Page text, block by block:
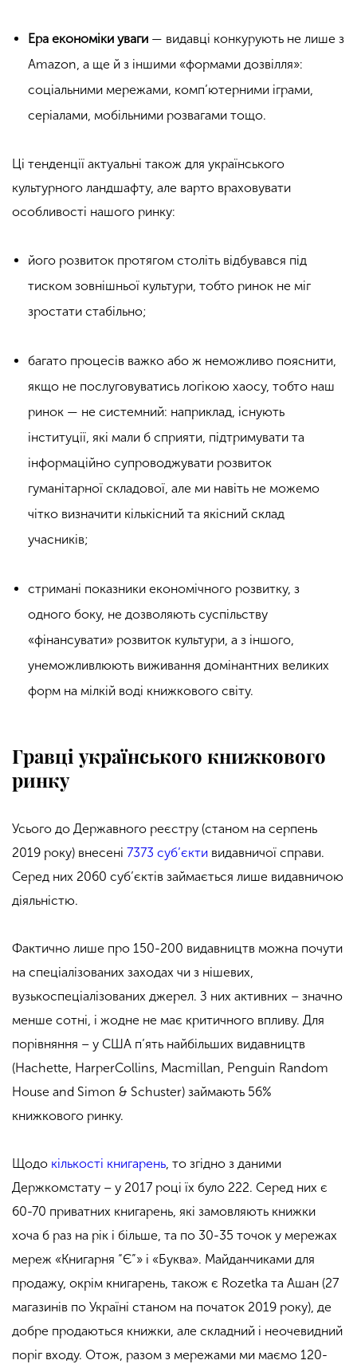
Ера економіки уваги — видавці конкурують не лише з
Amazon, а ще й з іншими «формами дозвілля»:
соціальними мережами, комп’ютерними іграми,
серіалами, мобільними розвагами тощо.
Ці тенденції актуальні також для українського
культурного ландшафту, але варто враховувати
особливості нашого ринку:
його розвиток протягом століть відбувався під
тиском зовнішньої культури, тобто ринок не міг
зростати стабільно;
багато процесів важко або ж неможливо пояснити,
якщо не послуговуватись логікою хаосу, тобто наш
ринок — не системний: наприклад, існують
інституції, які мали б сприяти, підтримувати та
інформаційно супроводжувати розвиток
гуманітарної складової, але ми навіть не можемо
чітко визначити кількісний та якісний склад
учасників;
стримані показники економічного розвитку, з
одного боку, не дозволяють суспільству
«фінансувати» розвиток культури, а з іншого,
унеможливлюють виживання домінантних великих
форм на мілкій воді книжкового світу.
Гравці українського книжкового
ринку
Усього до Державного реєстру (станом на серпень
2019 року) внесені 7373 суб’єкти видавничої справи.
Серед них 2060 суб’єктів займається лише видавничою
діяльністю.
Фактично лише про 150-200 видавництв можна почути
на спеціалізованих заходах чи з нішевих,
вузькоспеціалізованих джерел. З них активних – значно
менше сотні, і жодне не має критичного впливу. Для
порівняння – у США п’ять найбільших видавництв
(Hachette, HarperCollins, Macmillan, Penguin Random
House and Simon & Schuster) займають 56%
книжкового ринку.
Щодо кількості книгарень, то згідно з даними
Держкомстату – у 2017 році їх було 222. Серед них є
60-70 приватних книгарень, які замовляють книжки
хоча б раз на рік і більше, та по 30-35 точок у мережах
мереж «Книгарня “Є”» і «Буква». Майданчиками для
продажу, окрім книгарень, також є Rozetka та Ашан (27
магазинів по Україні станом на початок 2019 року), де
добре продаються книжки, але складний і неочевидний
поріг входу. Отож, разом з мережами ми маємо 120-